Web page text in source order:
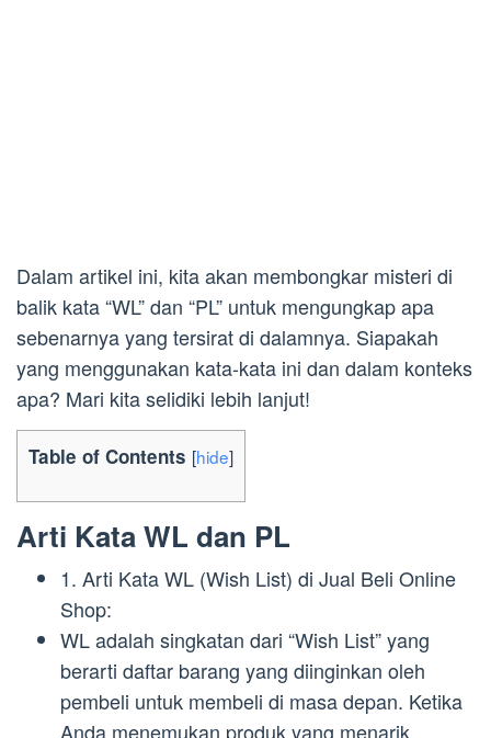
Dalam artikel ini, kita akan membongkar misteri di
balik kata “WL” dan “PL” untuk mengungkap apa
sebenarnya yang tersirat di dalamnya. Siapakah
yang menggunakan kata-kata ini dan dalam konteks
apa? Mari kita selidiki lebih lanjut!
Table of Contents [hide]
Arti Kata WL dan PL
1. Arti Kata WL (Wish List) di Jual Beli Online
Shop:
WL adalah singkatan dari “Wish List” yang
berarti daftar barang yang diinginkan oleh
pembeli untuk membeli di masa depan. Ketika
Anda menemukan produk yang menarik